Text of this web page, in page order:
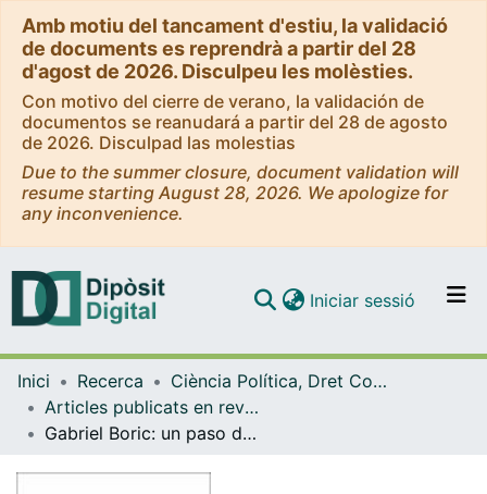
Amb motiu del tancament d'estiu, la validació
de documents es reprendrà a partir del 28
d'agost de 2026. Disculpeu les molèsties.
Con motivo del cierre de verano, la validación de
documentos se reanudará a partir del 28 de agosto
de 2026. Disculpad las molestias
Due to the summer closure, document validation will
resume starting August 28, 2026. We apologize for
any inconvenience.
Navega per tot el DD
Com publicar
Iniciar sessió (current)
Inici Recerca
Ciència Política, Dret Constitucional i Filosofia del Dret
Articles publicats en revistes (Ciència Política, Dret Constitucional i Filosofia del Dret)
Gabriel Boric: un paso de esperanza colectiva